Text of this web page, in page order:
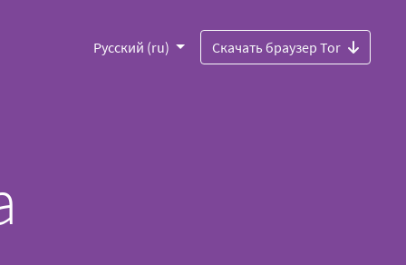
Русский (ru) Скачать браузер Tor